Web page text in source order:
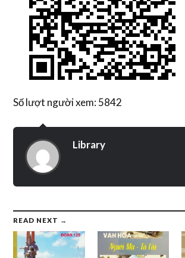
Số lượt người xem: 5842
Library
READ NEXT →